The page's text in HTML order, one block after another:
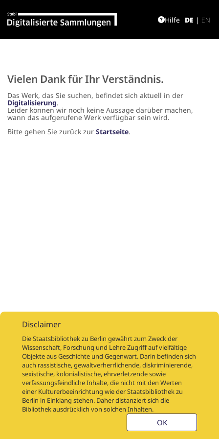
DE | EN
Hilfe
Vielen Dank für Ihr Verständnis.
Das Werk, das Sie suchen, befindet sich aktuell in der
Digitalisierung.
Leider können wir noch keine Aussage darüber machen,
wann das aufgerufene Werk verfügbar sein wird.
Bitte gehen Sie zurück zur Startseite.
DigitalisierungsaufträgeÜberDigitalisierungsprojekteLinks
DigiworkflowWeitere digitalisierte Bestände
Kontakt
Nutzungsbedingungen
Startseite der SBB
Stabikat
Weitere Kataloge der SBB
Disclaimer
Die Staatsbibliothek zu Berlin gewährt zum Zweck der
Wissenschaft, Forschung und Lehre Zugriff auf vielfältige
Objekte aus Geschichte und Gegenwart. Darin befinden sich
auch rassistische, gewaltverherrlichende, diskriminierende,
sexistische, kolonialistische, ehrverletzende sowie
verfassungsfeindliche Inhalte, die nicht mit den Werten
einer Kulturerbeeinrichtung wie der Staatsbibliothek zu
Berlin in Einklang stehen. Daher distanziert sich die
Bibliothek ausdrücklich von solchen Inhalten.
OK